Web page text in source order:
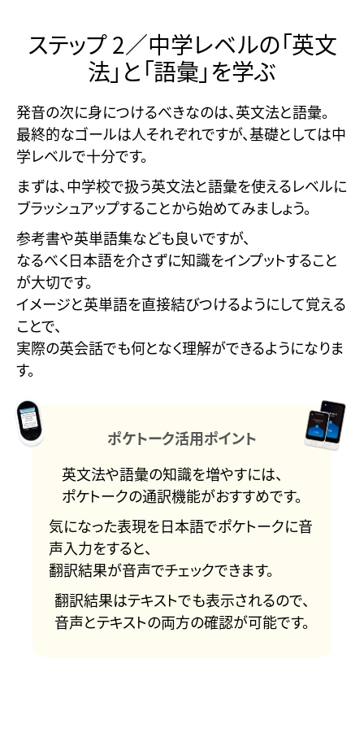
ステップ 2／中学レベルの「英文
法」と「語彙」を学ぶ
発音の次に身につけるべきなのは、英文法と語彙。
最終的なゴールは人それぞれですが、基礎としては中
学レベルで十分です。
まずは、中学校で扱う英文法と語彙を使えるレベルに
ブラッシュアップすることから始めてみましょう。
参考書や英単語集なども良いですが、
なるべく日本語を介さずに知識をインプットすること
が大切です。
イメージと英単語を直接結びつけるようにして覚える
ことで、
実際の英会話でも何となく理解ができるようになりま
す。
ポケトーク活用ポイント
英文法や語彙の知識を増やすには、
ポケトークの通訳機能がおすすめです。
気になった表現を日本語でポケトークに音
声入力をすると、
翻訳結果が音声でチェックできます。
翻訳結果はテキストでも表示されるので、
音声とテキストの両方の確認が可能です。